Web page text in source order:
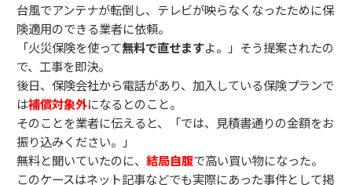
台風でアンテナが転倒し、テレビが映らなくなったために保
険適用のできる業者に依頼。
「火災保険を使って無料で直せますよ。」そう提案されたの
で、工事を即決。
後日、保険会社から電話があり、加入している保険プランで
は補償対象外になるとのこと。
そのことを業者に伝えると、「では、見積書通りの金額をお
振り込みください。」
無料と聞いていたのに、 結局自腹で高い買い物になった。
このケースはネット記事などでも実際にあった事件として掲